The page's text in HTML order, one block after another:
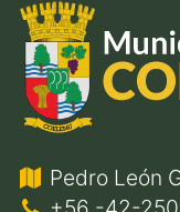
Pedro León